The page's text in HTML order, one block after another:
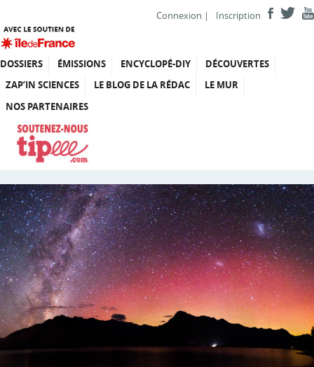
Connexion | Inscription
DOSSIERS ÉMISSIONS ENCYCLOPÉ-DIY
DÉCOUVERTES
ZAP’IN SCIENCES
LE BLOG DE LA RÉDAC
LE MUR
NOS PARTENAIRES